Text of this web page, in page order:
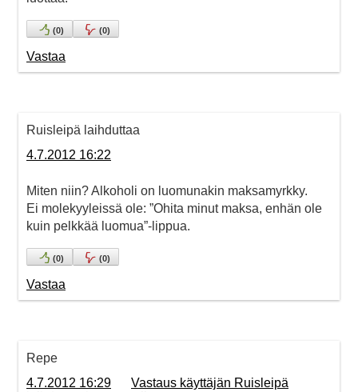
(0) (0)
Vastaa
Ruisleipä laihduttaa
4.7.2012 16:22
Miten niin? Alkoholi on luomunakin maksamyrkky.
Ei molekyyleissä ole: ”Ohita minut maksa, enhän ole
kuin pelkkää luomua”-lippua.
(0) (0)
Vastaa
Repe
4.7.2012 16:29
Vastaus käyttäjän Ruisleipä